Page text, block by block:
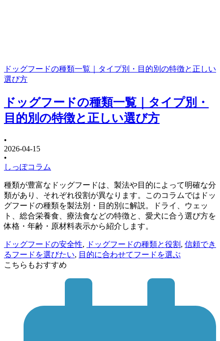
ドッグフードの種類一覧｜タイプ別・目的別の特徴と正しい
選び方
ドッグフードの種類一覧｜タイプ別・
目的別の特徴と正しい選び方
•
2026-04-15
•
しっぽコラム
種類が豊富なドッグフードは、製法や目的によって明確な分
類があり、それぞれ役割が異なります。このコラムではドッ
グフードの種類を製法別・目的別に解説。ドライ、ウェッ
ト、総合栄養食、療法食などの特徴と、愛犬に合う選び方を
体格・年齢・原材料表示から紹介します。
ドッグフードの安全性, ドッグフードの種類と役割 , 信頼でき
るフードを選びたい, 目的に合わせてフードを選ぶ
こちらもおすすめ